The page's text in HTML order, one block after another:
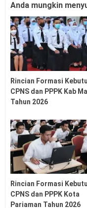
Anda mungkin
Rincian Formasi
CPNS dan PPPK Kab
Tahun 2026
Rincian Formasi
CPNS dan PPPK Kota
Pariaman Tahun 2026